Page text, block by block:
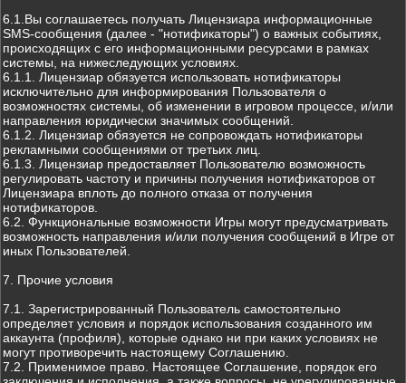
6.1.Вы соглашаетесь получать Лицензиара информационные
SMS-сообщения (далее - "нотификаторы") о важных событиях,
происходящих с его информационными ресурсами в рамках
системы, на нижеследующих условиях.
6.1.1. Лицензиар обязуется использовать нотификаторы
исключительно для информирования Пользователя о
возможностях системы, об изменении в игровом процессе, и/или
направления юридически значимых сообщений.
6.1.2. Лицензиар обязуется не сопровождать нотификаторы
рекламными сообщениями от третьих лиц.
6.1.3. Лицензиар предоставляет Пользователю возможность
регулировать частоту и причины получения нотификаторов от
Лицензиара вплоть до полного отказа от получения
нотификаторов.
6.2. Функциональные возможности Игры могут предусматривать
возможность направления и/или получения сообщений в Игре от
иных Пользователей.
7. Прочие условия
7.1. Зарегистрированный Пользователь самостоятельно
определяет условия и порядок использования созданного им
аккаунта (профиля), которые однако ни при каких условиях не
могут противоречить настоящему Соглашению.
7.2. Применимое право. Настоящее Соглашение, порядок его